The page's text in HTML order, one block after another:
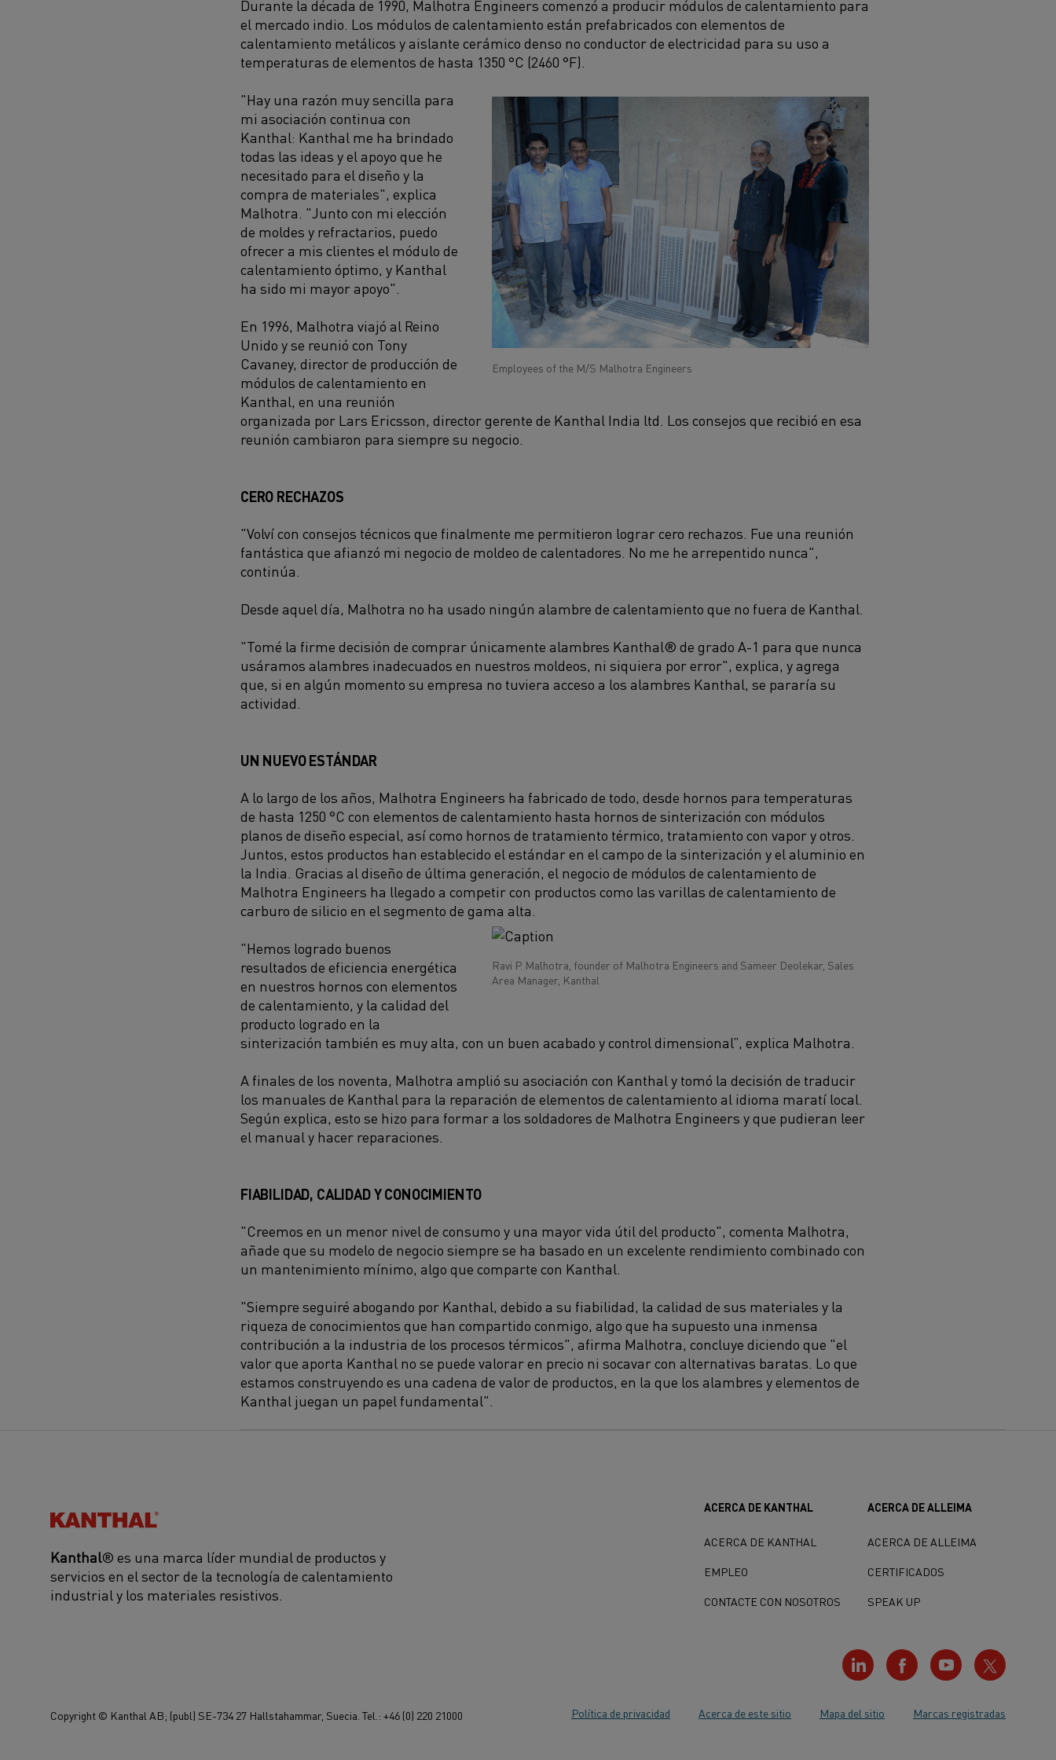
Durante la década de 1990, Malhotra Engineers comenzó a producir módulos de calentamiento para
el mercado indio. Los módulos de calentamiento están prefabricados con elementos de
calentamiento metálicos y aislante cerámico denso no conductor de electricidad para su uso a
temperaturas de elementos de hasta 1350 °C (2460 °F).
Employees of the M/S Malhotra Engineers
"Hay una razón muy sencilla para
mi asociación continua con
Kanthal: Kanthal me ha brindado
todas las ideas y el apoyo que he
necesitado para el diseño y la
compra de materiales", explica
Malhotra. "Junto con mi elección
de moldes y refractarios, puedo
ofrecer a mis clientes el módulo de
calentamiento óptimo, y Kanthal
ha sido mi mayor apoyo".
En 1996, Malhotra viajó al Reino
Unido y se reunió con Tony
Cavaney, director de producción de
módulos de calentamiento en
Kanthal, en una reunión
organizada por Lars Ericsson, director gerente de Kanthal India ltd. Los consejos que recibió en esa
reunión cambiaron para siempre su negocio.
CERO RECHAZOS
"Volví con consejos técnicos que finalmente me permitieron lograr cero rechazos. Fue una reunión
fantástica que afianzó mi negocio de moldeo de calentadores. No me he arrepentido nunca",
continúa.
Desde aquel día, Malhotra no ha usado ningún alambre de calentamiento que no fuera de Kanthal.
"Tomé la firme decisión de comprar únicamente alambres Kanthal® de grado A-1 para que nunca
usáramos alambres inadecuados en nuestros moldeos, ni siquiera por error", explica, y agrega
que, si en algún momento su empresa no tuviera acceso a los alambres Kanthal, se pararía su
actividad.
UN NUEVO ESTÁNDAR
A lo largo de los años, Malhotra Engineers ha fabricado de todo, desde hornos para temperaturas
de hasta 1250 °C con elementos de calentamiento hasta hornos de sinterización con módulos
planos de diseño especial, así como hornos de tratamiento térmico, tratamiento con vapor y otros.
Juntos, estos productos han establecido el estándar en el campo de la sinterización y el aluminio en
la India. Gracias al diseño de última generación, el negocio de módulos de calentamiento de
Malhotra Engineers ha llegado a competir con productos como las varillas de calentamiento de
carburo de silicio en el segmento de gama alta.
Ravi P. Malhotra, founder of Malhotra Engineers and Sameer Deolekar, Sales
Area Manager, Kanthal
"Hemos logrado buenos
resultados de eficiencia energética
en nuestros hornos con elementos
de calentamiento, y la calidad del
producto logrado en la
sinterización también es muy alta, con un buen acabado y control dimensional”, explica Malhotra.
A finales de los noventa, Malhotra amplió su asociación con Kanthal y tomó la decisión de traducir
los manuales de Kanthal para la reparación de elementos de calentamiento al idioma maratí local.
Según explica, esto se hizo para formar a los soldadores de Malhotra Engineers y que pudieran leer
el manual y hacer reparaciones.
FIABILIDAD, CALIDAD Y CONOCIMIENTO
"Creemos en un menor nivel de consumo y una mayor vida útil del producto", comenta Malhotra,
añade que su modelo de negocio siempre se ha basado en un excelente rendimiento combinado con
un mantenimiento mínimo, algo que comparte con Kanthal.
"Siempre seguiré abogando por Kanthal, debido a su fiabilidad, la calidad de sus materiales y la
riqueza de conocimientos que han compartido conmigo, algo que ha supuesto una inmensa
contribución a la industria de los procesos térmicos", afirma Malhotra, concluye diciendo que "el
valor que aporta Kanthal no se puede valorar en precio ni socavar con alternativas baratas. Lo que
estamos construyendo es una cadena de valor de productos, en la que los alambres y elementos de
Kanthal juegan un papel fundamental".
Kanthal®
Kanthal® es una marca líder mundial de productos y
servicios en el sector de la tecnología de calentamiento
industrial y los materiales resistivos.
ACERCA DE KANTHAL
ACERCA DE KANTHAL
EMPLEO
CONTACTE CON NOSOTROS
ACERCA DE ALLEIMA
ACERCA DE ALLEIMA
CERTIFICADOS
SPEAK UP
Política de privacidad Acerca de este sitio Mapa del sitio Marcas registradas
Copyright © Kanthal AB; (publ) SE-734 27 Hallstahammar, Suecia. Tel.: +46 (0) 220 21000